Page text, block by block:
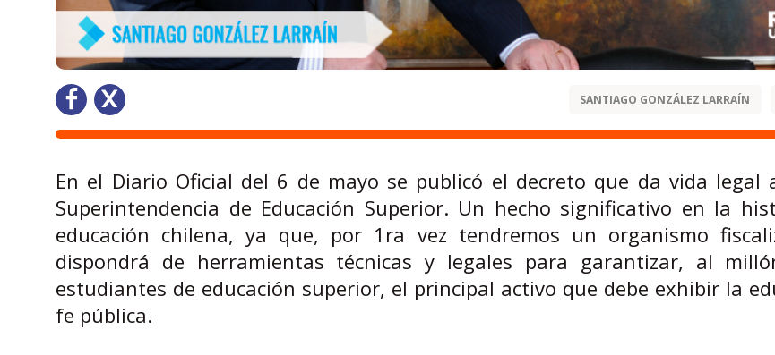
SANTIAGO GONZÁLEZ LARRAÍN
En el Diario Oficial del 6 de mayo se publicó el decreto que da vida legal
Superintendencia de Educación Superior. Un hecho significativo en la
educación chilena, ya que, por 1ra vez tendremos un organismo
dispondrá de herramientas técnicas y legales para garantizar, al
estudiantes de educación superior, el principal activo que debe exhibir la
fe pública.